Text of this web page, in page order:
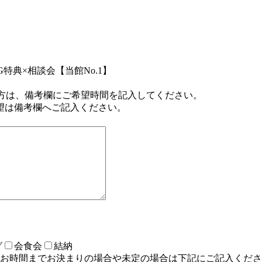
典×相談会【当館No.1】
、備考欄にご希望時間を記入してください。
備考欄へご記入ください。
会食会
結納
時間までお決まりの場合や未定の場合は下記にご記入くだ